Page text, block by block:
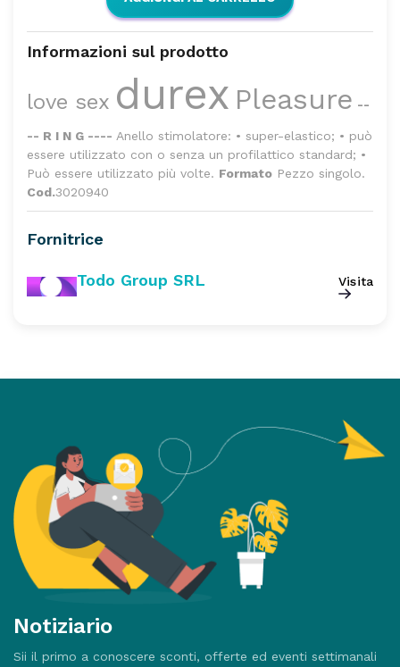
Informazioni sul prodotto
love sex durex Pleasure --
-- R I N G ---- Anello stimolatore: • super-elastico; • può
essere utilizzato con o senza un profilattico standard; •
Può essere utilizzato più volte. Formato Pezzo singolo.
Cod.3020940
Fornitrice
Todo Group SRL Visita
Notiziario
Sii il primo a conoscere sconti, offerte ed eventi settimanali